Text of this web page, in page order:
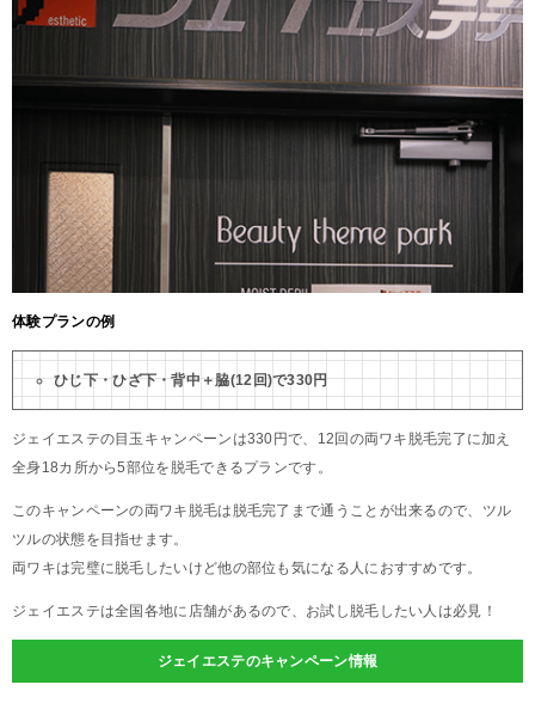
体験プランの例
ひじ下・ひざ下・背中＋脇(12回)で330円
ジェイエステの目玉キャンペーンは330円で、12回の両ワキ脱毛完了に加え
全身18カ所から5部位を脱毛できるプランです。
このキャンペーンの両ワキ脱毛は脱毛完了まで通うことが出来るので、ツル
ツルの状態を目指せます。
両ワキは完璧に脱毛したいけど他の部位も気になる人におすすめです。
ジェイエステは全国各地に店舗があるので、お試し脱毛したい人は必見！
ジェイエステのキャンペーン情報